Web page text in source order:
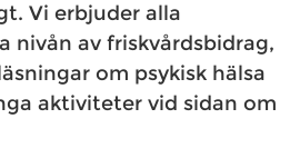
Vi erbjuder alla
nivån av friskvårdsbidrag,
om psykisk hälsa
aktiviteter vid sidan om